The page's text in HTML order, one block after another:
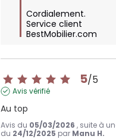
Cordialement.
Service client
BestMobilier.com
5/5
Avis vérifié
Au top
Avis du 05/03/2026 , suite à
du 24/12/2025 par Manu H.